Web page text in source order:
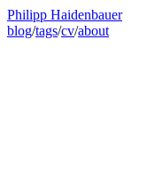
Philipp Haidenbauer
blog/tags/cv/about